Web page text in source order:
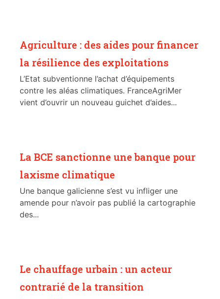
Agriculture : des aides pour financer
la résilience des exploitations
L’Etat subventionne l’achat d’équipements
contre les aléas climatiques. FranceAgriMer
vient d’ouvrir un nouveau guichet d’aides...
La BCE sanctionne une banque pour
laxisme climatique
Une banque galicienne s’est vu infliger une
amende pour n’avoir pas publié la cartographie
des...
Le chauffage urbain : un acteur
contrarié de la transition